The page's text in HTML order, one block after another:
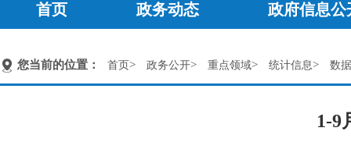
首页 政务动态 政府信息公
您当前的位置： 首页> 政务公开> 重点领域> 统计信息> 数
1-9